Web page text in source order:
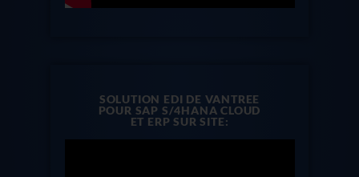
SOLUTION EDI DE VANTREE
POUR SAP S/4HANA CLOUD
ET ERP SUR SITE: